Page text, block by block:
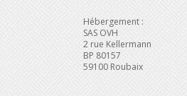
Hébergement :
SAS OVH
2 rue Kellermann
BP 80157
59100 Roubaix